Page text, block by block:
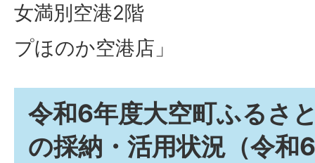
女満別空港2階 「ア
プほのか空港店」
令和6年度大空町ふるさ
の採納・活用状況（令和